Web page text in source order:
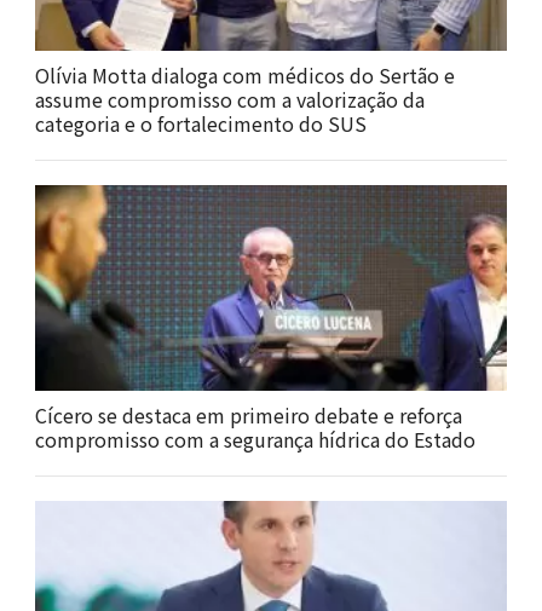
Olívia Motta dialoga com médicos do Sertão e
assume compromisso com a valorização da
categoria e o fortalecimento do SUS
Cícero se destaca em primeiro debate e reforça
compromisso com a segurança hídrica do Estado